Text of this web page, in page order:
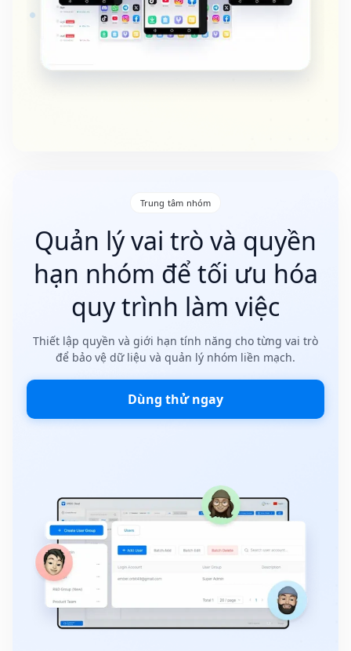
Trung tâm nhóm
Quản lý vai trò và quyền
hạn nhóm để tối ưu hóa
quy trình làm việc
Thiết lập quyền và giới hạn tính năng cho từng vai trò
để bảo vệ dữ liệu và quản lý nhóm liền mạch.
Dùng thử ngay